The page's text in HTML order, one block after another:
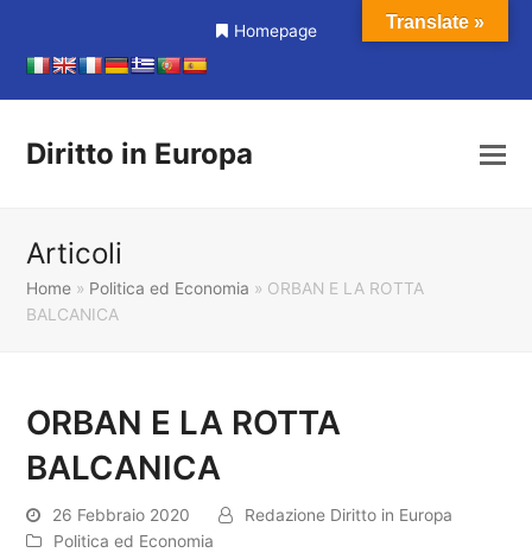
Homepage
Diritto in Europa
Articoli
Home » Politica ed Economia » ORBAN E LA ROTTA
BALCANICA
ORBAN E LA ROTTA
BALCANICA
26 Febbraio 2020
Redazione Diritto in Europa
Politica ed Economia
Translate »